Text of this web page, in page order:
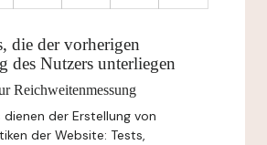
die der vorherigen
Nutzers unterliegen
Reichweitenmessung
dienen der Erstellung von
der Website: Tests,